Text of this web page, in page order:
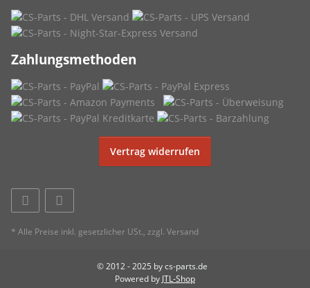
Zahlungsmethoden
Vertrag widerrufen
* Alle Preise inkl. gesetzlicher USt., zzgl. Versand
© 2012 - 2025 by cs-parts.de
Powered by JTL-Shop